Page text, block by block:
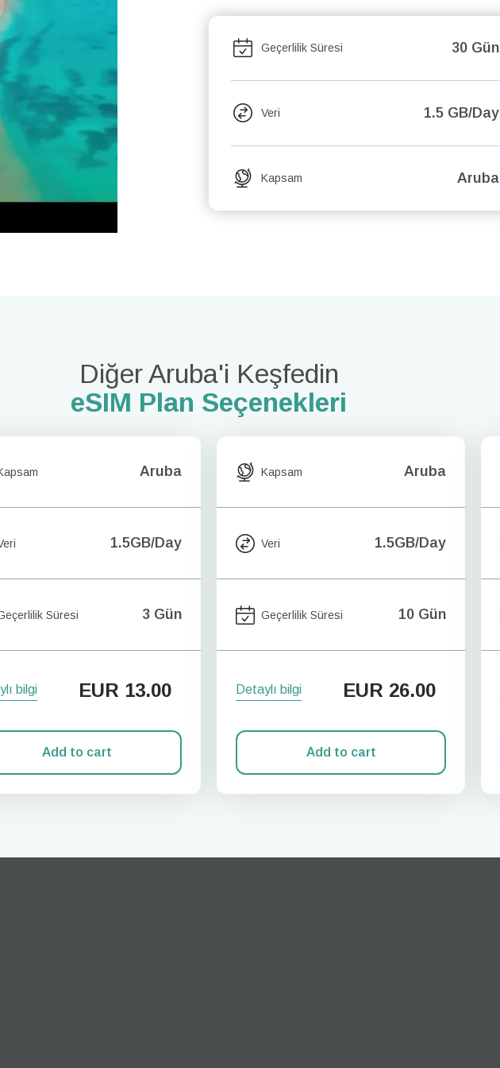
Geçerlilik Süresi 30 Gün
Veri 1.5 GB/Day
Kapsam Aruba
Diğer Aruba'i Keşfedin
eSIM Plan Seçenekleri
Aruba
1.5GB/Day
Süresi 3 Gün
bilgi EUR 13.00
Add to cart
Kapsam Aruba
Veri 1.5GB/Day
Geçerlilik Süresi 10 Gün
Detaylı bilgi EUR 26.00
Add to cart